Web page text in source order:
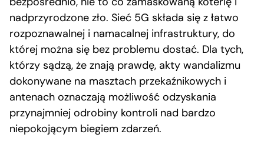
nadprzyrodzone zło. Sieć 5G składa się z łatwo
rozpoznawalnej i namacalnej infrastruktury, do
której można się bez problemu dostać. Dla tych,
którzy sądzą, że znają prawdę, akty wandalizmu
dokonywane na masztach przekaźnikowych i
antenach oznaczają możliwość odzyskania
przynajmniej odrobiny kontroli nad bardzo
niepokojącym biegiem zdarzeń.